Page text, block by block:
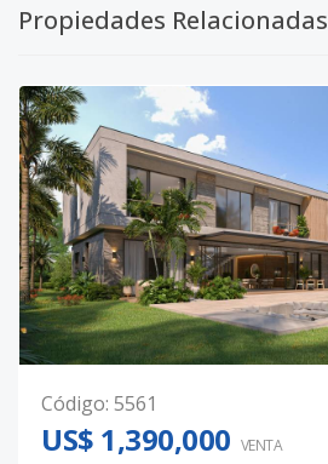
Propiedades Relacionadas
Código: 5561
US$ 1,390,000 VENTA